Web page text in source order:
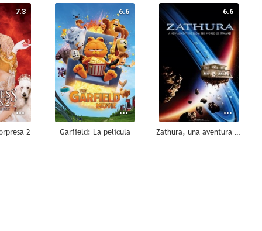
7.3
2
6.6
Garfield: La película
6.6
Zathura, una aventura espacial